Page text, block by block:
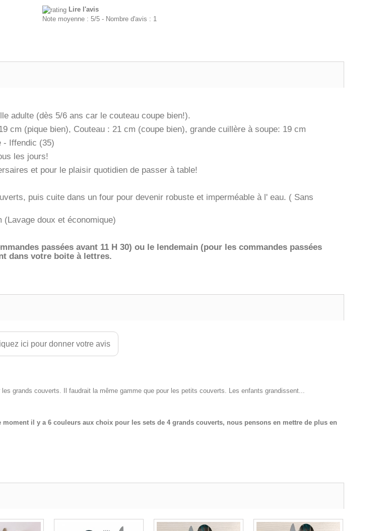
Lire l'avis
Note moyenne :5/5 - Nombre d'avis : 1
adulte (dès 5/6 ans car le couteau coupe bien!).
cm (pique bien), Couteau : 21 cm (coupe bien), grande cuillère à soupe: 19 cm
- Iffendic (35)
les jours!
et pour le plaisir quotidien de passer à table!
puis cuite dans un four pour devenir robuste et imperméable à l' eau. ( Sans
doux et économique)
passées avant 11 H 30) ou le lendemain (pour les commandes passées
dans votre boite à lettres.
ici pour donner votre avis
grands couverts. Il faudrait la même gamme que pour les petits couverts. Les enfants grandissent...
il y a 6 couleurs aux choix pour les sets de 4 grands couverts, nous pensons en mettre de plus en